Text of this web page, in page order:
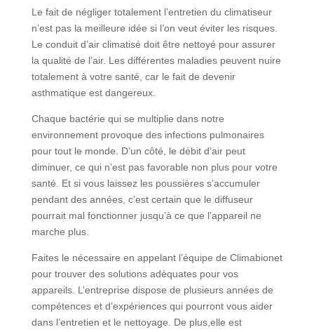
Le fait de négliger totalement l’entretien du climatiseur
n’est pas la meilleure idée si l’on veut éviter les risques.
Le conduit d’air climatisé doit être nettoyé pour assurer
la qualité de l’air. Les différentes maladies peuvent nuire
totalement à votre santé, car le fait de devenir
asthmatique est dangereux.
Chaque bactérie qui se multiplie dans notre
environnement provoque des infections pulmonaires
pour tout le monde. D’un côté, le débit d’air peut
diminuer, ce qui n’est pas favorable non plus pour votre
santé. Et si vous laissez les poussières s’accumuler
pendant des années, c’est certain que le diffuseur
pourrait mal fonctionner jusqu’à ce que l’appareil ne
marche plus.
Faites le nécessaire en appelant l’équipe de Climabionet
pour trouver des solutions adéquates pour vos
appareils. L’entreprise dispose de plusieurs années de
compétences et d’expériences qui pourront vous aider
dans l’entretien et le nettoyage. De plus,elle est